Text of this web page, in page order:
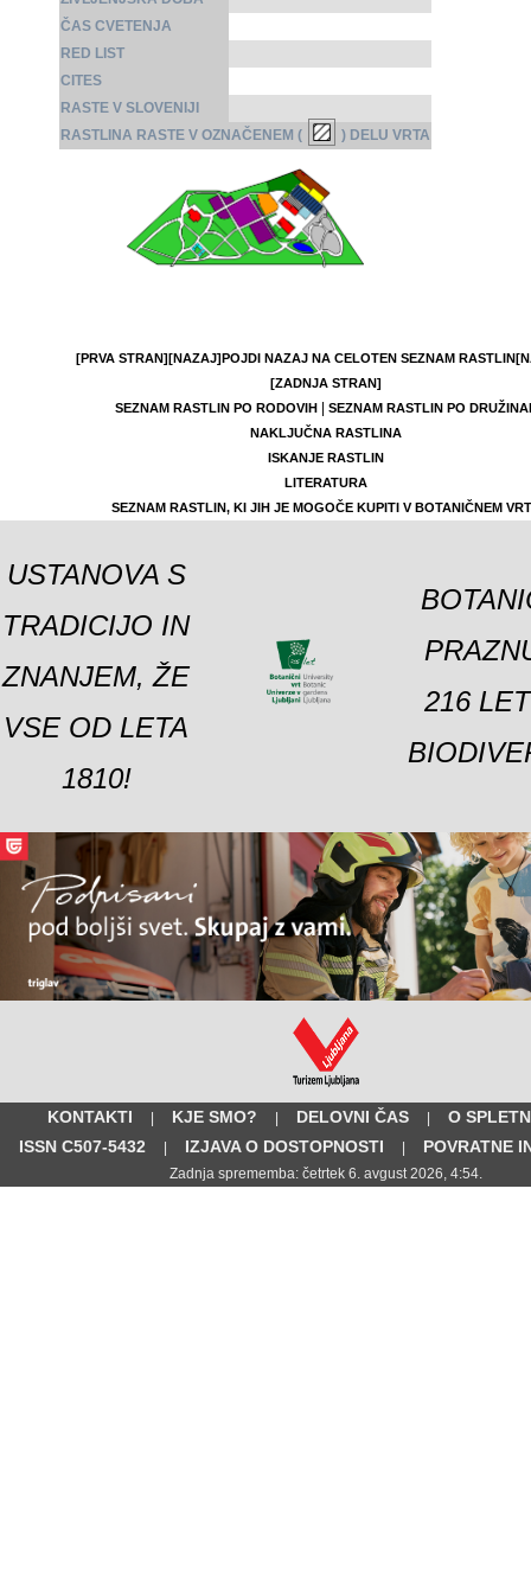
ČAS CVETENJA
RED LIST
CITES
RASTE V SLOVENIJI
RASTLINA RASTE V OZNAČENEM (
) DELU VRTA
[PRVA STRAN][NAZAJ]POJDI NAZAJ NA CELOTEN SEZNAM RASTLIN
[ZADNJA STRAN]
SEZNAM RASTLIN PO RODOVIH|
SEZNAM RASTLIN PO
NAKLJUČNA RASTLINA
ISKANJE RASTLIN
LITERATURA
SEZNAM RASTLIN, KI JIH JE MOGOČE KUPITI V BOTANIČNEM
USTANOVA S
TRADICIJO IN
ZNANJEM, ŽE
VSE OD LETA
1810!
216
KONTAKTI | KJE SMO? | DELOVNI ČAS |
O
ISSN C507-5432
| IZJAVA O DOSTOPNOSTI | POVRATNE
Zadnja sprememba: četrtek 6. avgust 2026, 4:54.